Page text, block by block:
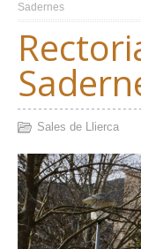
Sadernes
Sales de Llierca